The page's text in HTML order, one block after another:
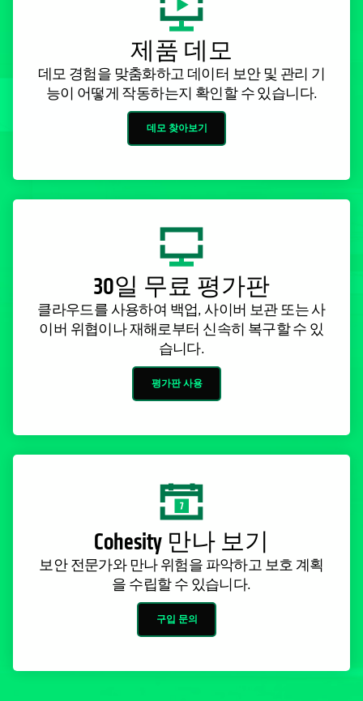
제품 데모
데모 경험을 맞춤화하고 데이터 보안 및 관리 기
능이 어떻게 작동하는지 확인할 수 있습니다.
데모 찾아보기
30일 무료 평가판
클라우드를 사용하여 백업, 사이버 보관 또는 사
이버 위협이나 재해로부터 신속히 복구할 수 있
습니다.
평가판 사용
Cohesity 만나 보기
보안 전문가와 만나 위험을 파악하고 보호 계획
을 수립할 수 있습니다.
구입 문의